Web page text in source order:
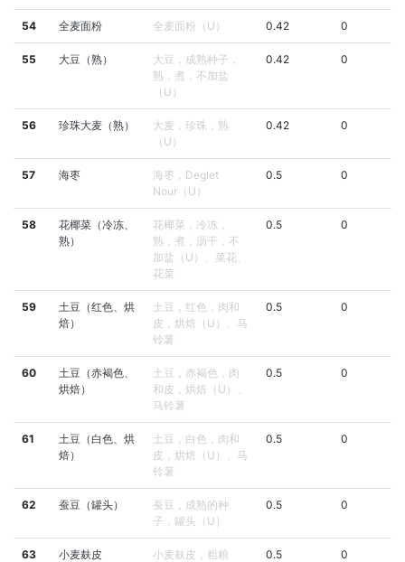
54 全麦面粉 全麦面粉（U） 0.42 0
55 大豆（熟）
大豆，成熟种子，
熟，煮，不加盐
（U）
0.42 0
56 珍珠大麦（熟）
大麦，珍珠，熟
（U）
0.42 0
57 海枣
海枣，Deglet
Nour（U）
0.5 0
58
花椰菜（冷冻、
熟）
花椰菜，冷冻，
熟，煮，沥干，不
加盐（U）、菜花、
花菜
0.5 0
59
土豆（红色、烘
焙）
土豆，红色，肉和
皮，烘焙（U）、马
铃薯
0.5 0
60
土豆（赤褐色、
烘焙）
土豆，赤褐色，肉
和皮，烘焙（U）、
马铃薯
0.5 0
61
土豆（白色、烘
焙）
土豆，白色，肉和
皮，烘焙（U）、马
铃薯
0.5 0
62 蚕豆（罐头）
蚕豆，成熟的种
子，罐头（U）
0.5 0
63 小麦麸皮
小麦麸皮，粗粮
0.5 0